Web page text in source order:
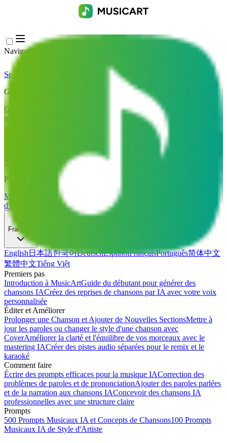
Navigation Menu
Se connecter
Générer
Générateur de Musique IA
Générateur de Paroles IA
reprises de chansons par IA
Générateur de Voix de Chant IA
musicale IA
Suppresseur Vocal AISéparateur de Pistes IA
Plus d'outils musicaux
Mastering par IASéquenceur MIDI IA
d'outils
Français
English 日本語한국어DeutschEspañolFrançaisPortuguês简体中文
繁體中文Tiếng Việt
Premiers pas
Introduction à MusicArtGuide du débutant pour générer des
chansons IACréez des reprises de chansons par IA avec votre voix
personnalisée
Éditer et Améliorer
Prolonger une Chanson et Ajouter de Nouvelles SectionsMettre à
jour les paroles ou changer le style d'une chanson avec
CoverAméliorer la clarté et l'équilibre de vos morceaux avec le
mastering IACréer des pistes audio séparées pour le remix et le
karaoké
Comment faire
Écrire des prompts efficaces pour la musique IACorrection des
problèmes de paroles et de prononciationAjouter des paroles parlées
et de la narration aux chansons IAConcevoir des chansons IA
professionnelles avec une structure claire
Prompts
500 Prompts Musicaux IA et Concepts de Chansons100 Prompts
Musicaux IA de Style d'Artiste